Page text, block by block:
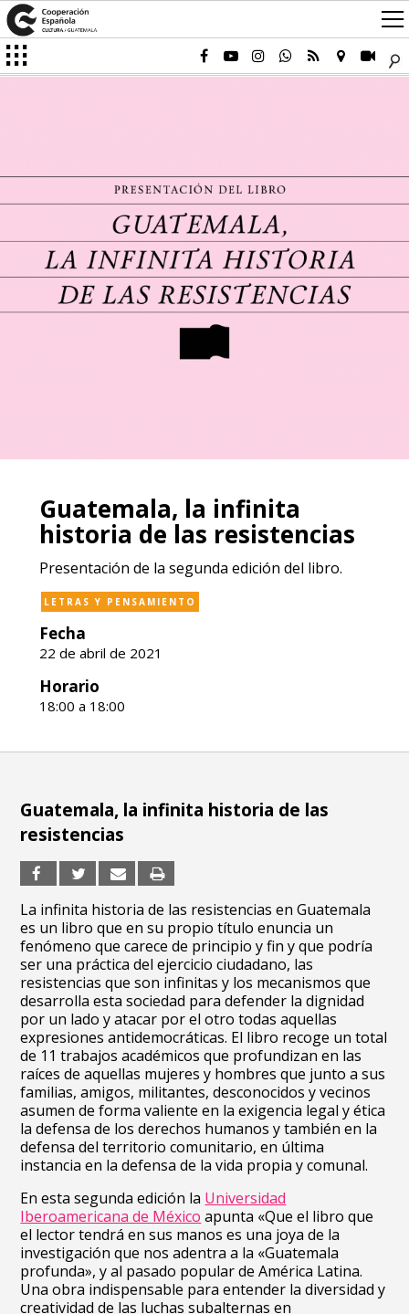
Guatemala, la infinita
historia de las resistencias
Presentación de la segunda edición del libro.
LETRAS Y PENSAMIENTO
Fecha
22 de abril de 2021
Horario
18:00 a 18:00
Guatemala, la infinita historia de las
resistencias
La infinita historia de las resistencias en Guatemala
es un libro que en su propio título enuncia un
fenómeno que carece de principio y fin y que podría
ser una práctica del ejercicio ciudadano, las
resistencias que son infinitas y los mecanismos que
desarrolla esta sociedad para defender la dignidad
por un lado y atacar por el otro todas aquellas
expresiones antidemocráticas. El libro recoge un total
de 11 trabajos académicos que profundizan en las
raíces de aquellas mujeres y hombres que junto a sus
familias, amigos, militantes, desconocidos y vecinos
asumen de forma valiente en la exigencia legal y ética
la defensa de los derechos humanos y también en la
defensa del territorio comunitario, en última
instancia en la defensa de la vida propia y comunal.
En esta segunda edición la Universidad
Iberoamericana de México apunta «Que el libro que
el lector tendrá en sus manos es una joya de la
investigación que nos adentra a la «Guatemala
profunda», y al pasado popular de América Latina.
Una obra indispensable para entender la diversidad y
creatividad de las luchas subalternas en